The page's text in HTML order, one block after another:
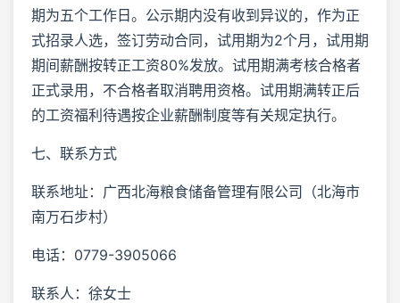
期为五个工作日。公示期内没有收到异议的，作为正
式招录人选，签订劳动合同，试用期为2个月，试用期
期间薪酬按转正工资80%发放。试用期满考核合格者
正式录用，不合格者取消聘用资格。试用期满转正后
的工资福利待遇按企业薪酬制度等有关规定执行。
七、联系方式
联系地址：广西北海粮食储备管理有限公司（北海市
南万石步村）
电话：0779-3905066
联系人：徐女士